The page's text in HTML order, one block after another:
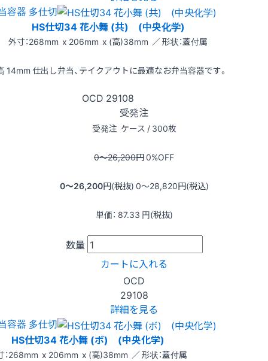
容器 多仕切
HS仕切34 花小舞 (共) (中央化学)
外寸：268mm x 206mm x (高)38mm ／ 形状：蓋付属
14mm 仕出し弁当、テイクアウトに最適なお弁当容器です。
OCD 29108
受発注
受発注 ケース / 300枚
0〜26,200円0%OFF
0〜26,200円(税抜) 0〜28,820円(税込)
単価： 87.33 円(税抜)
数量
カートに入れる
OCD
29108
詳細を見る
容器 多仕切
HS仕切34 花小舞 (ボ) (中央化学)
：268mm x 206mm x (高)38mm ／ 形状：蓋付属